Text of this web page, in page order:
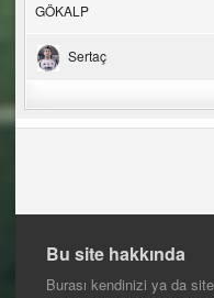
GÖKALP
Sertaç
Bu site hakkında
Burası kendinizi ya da